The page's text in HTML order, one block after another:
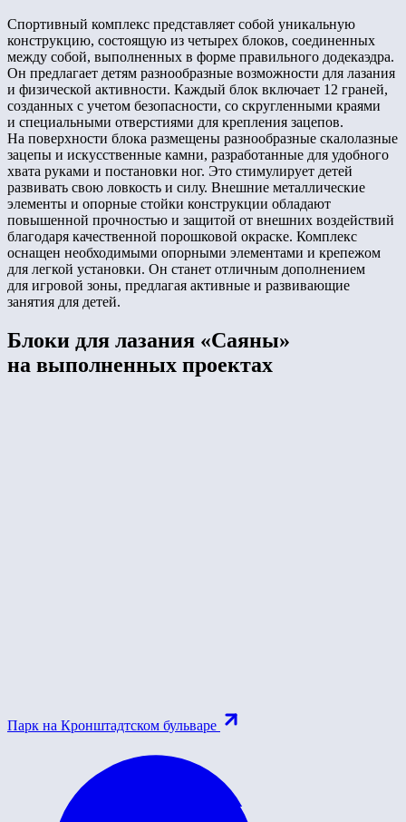
Спортивный комплекс представляет собой уникальную
конструкцию, состоящую из четырех блоков, соединенных
между собой, выполненных в форме правильного додекаэдра.
Он предлагает детям разнообразные возможности для лазания
и физической активности. Каждый блок включает 12 граней,
созданных с учетом безопасности, со скругленными краями
и специальными отверстиями для крепления зацепов.
На поверхности блока размещены разнообразные скалолазные
зацепы и искусственные камни, разработанные для удобного
хвата руками и постановки ног. Это стимулирует детей
развивать свою ловкость и силу. Внешние металлические
элементы и опорные стойки конструкции обладают
повышенной прочностью и защитой от внешних воздействий
благодаря качественной порошковой окраске. Комплекс
оснащен необходимыми опорными элементами и крепежом
для легкой установки. Он станет отличным дополнением
для игровой зоны, предлагая активные и развивающие
занятия для детей.
Блоки для лазания «Саяны»
на выполненных проектах
Парк на Кронштадтском бульваре